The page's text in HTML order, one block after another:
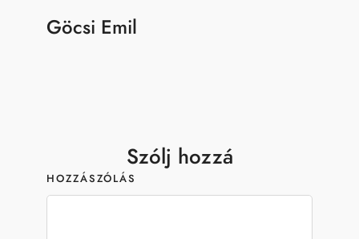
Göcsi Emil
Szólj hozzá
HOZZÁSZÓLÁS